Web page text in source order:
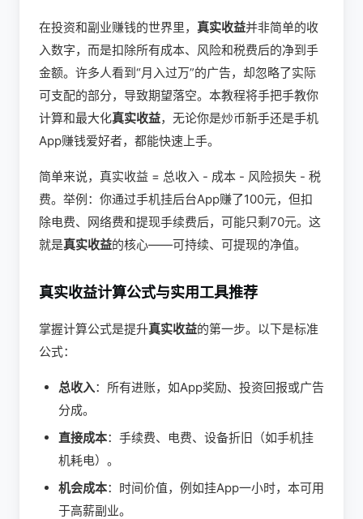
在投资和副业赚钱的世界里， 真实收益并非简单的收
入数字，而是扣除所有成本、风险和税费后的净到手
金额。许多人看到“月入过万”的广告，却忽略了实际
可支配的部分，导致期望落空。本教程将手把手教你
计算和最大化真实收益，无论你是炒币新手还是手机
App赚钱爱好者，都能快速上手。
简单来说，真实收益 = 总收入 - 成本 - 风险损失 - 税
费。举例：你通过手机挂后台App赚了100元，但扣
除电费、网络费和提现手续费后，可能只剩70元。这
就是真实收益的核心——可持续、可提现的净值。
真实收益计算公式与实用工具推荐
掌握计算公式是提升真实收益的第一步。以下是标准
公式：
总收入：所有进账，如App奖励、投资回报或广告
分成。
直接成本：手续费、电费、设备折旧（如手机挂
机耗电）。
机会成本：时间价值，例如挂App一小时，本可用
于高薪副业。